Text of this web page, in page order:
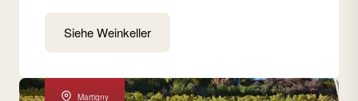
Siehe Weinkeller
Martigny